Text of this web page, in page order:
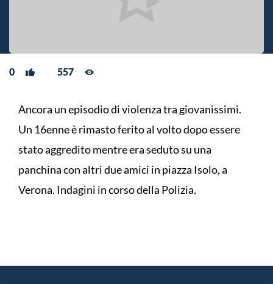
0 557
Ancora un episodio di violenza tra giovanissimi.
Un 16enne è rimasto ferito al volto dopo essere
stato aggredito mentre era seduto su una
panchina con altri due amici in piazza Isolo, a
Verona. Indagini in corso della Polizia.